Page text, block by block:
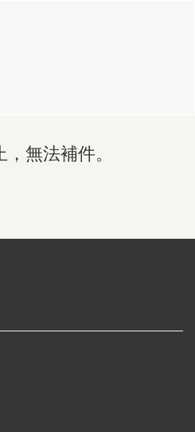
無法補件。